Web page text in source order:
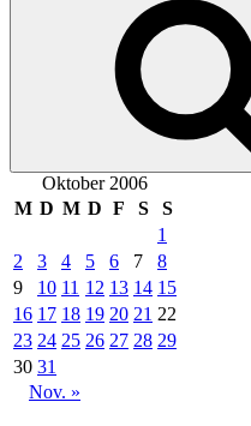
Oktober 2006
M D M D F S
S
1
2
3 4 5 6 7
8
9
10 11 12 13 14 15
16 17 18 19 20 21 22
23 24 25 26 27 28 29
30 31
Nov. »